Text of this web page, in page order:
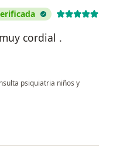
cordial .
psiquiatria niños y